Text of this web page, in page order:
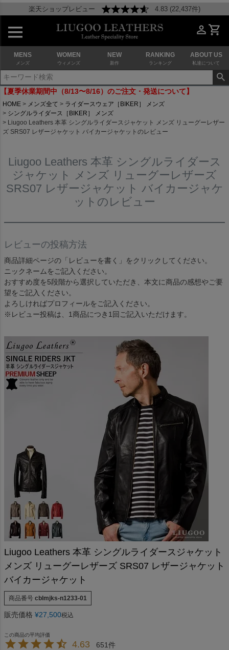
楽天ショップレビュー 4.83 (22,437件)
MENS
メンズ
WOMEN
ウィメンズ
NEW
新作
RANKING
ランキング
ABOUT US
私達について
【夏季休業期間中（8/13〜8/16）のご注文・発送について】
HOME メンズ全て
ライダースウェア［BIKER］ メンズ
シングルライダース［BIKER］ メンズ
Liugoo Leathers 本革 シングルライダースジャケット メンズ リューグーレザー
ズ SRS07 レザージャケット バイカージャケットのレビュー
Liugoo Leathers 本革 シングルライダース
ジャケット メンズ リューグーレザーズ
SRS07 レザージャケット バイカージャケ
ットのレビュー
レビューの投稿方法
商品詳細ページの「レビューを書く」をクリックしてください。
ニックネームをご記入ください。
おすすめ度を5段階から選択していただき、本文に商品の感想やご要
望をご記入ください。
よろしければプロフィールをご記入ください。
※レビュー投稿は、1商品につき1回ご記入いただけます。
Liugoo Leathers 本革 シングルライダースジャケット
メンズ リューグーレザーズ SRS07 レザージャケット
バイカージャケット
商品番号 cblmjks-n1233-01
販売価格 ¥27,500税込
4.63 651